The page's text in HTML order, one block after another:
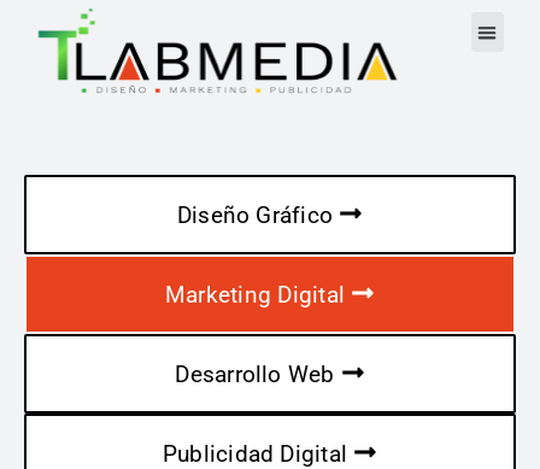
Diseño Gráfico
Marketing Digital
Desarrollo Web
Publicidad Digital